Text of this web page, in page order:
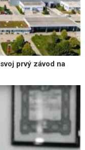
prvý závod na